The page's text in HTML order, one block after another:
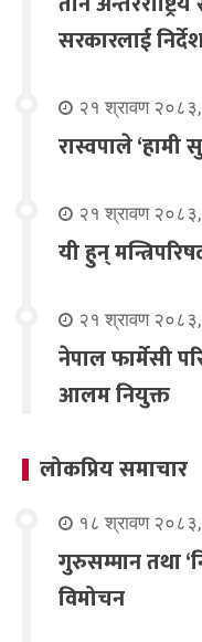
सरकारलाई
२१ श्रावण २०८३,
रास्वपाले ‘हामी
२१ श्रावण २०८३,
यी हुन्
२१ श्रावण २०८३,
नेपाल फार्मेसी
आलम नियुक्त
लोकप्रिय समाचार
१८ श्रावण २०८३,
गुरुसम्मान तथा
विमोचन